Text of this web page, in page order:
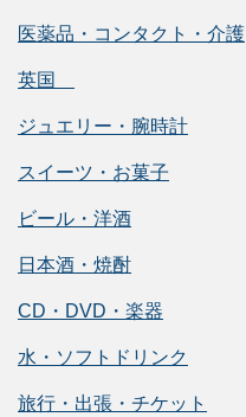
医薬品・コンタクト・介護
英国
ジュエリー・腕時計
スイーツ・お菓子
ビール・洋酒
日本酒・焼酎
CD・DVD・楽器
水・ソフトドリンク
旅行・出張・チケット